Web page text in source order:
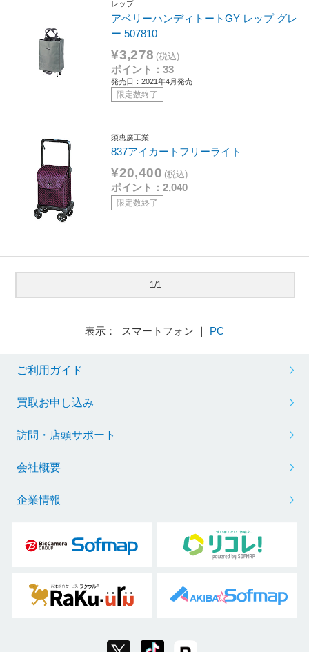
レップ
アベリーハンディトートGY レップ グレ
ー 507810
¥3,278 (税込)
ポイント：33
発売日：2021年4月発売
限定数終了
須恵廣工業
837アイカートフリーライト
¥20,400 (税込)
ポイント：2,040
限定数終了
1/1
表示： スマートフォン ｜ PC
ご利用ガイド
買取お申し込み
訪問・店頭サポート
会社概要
企業情報